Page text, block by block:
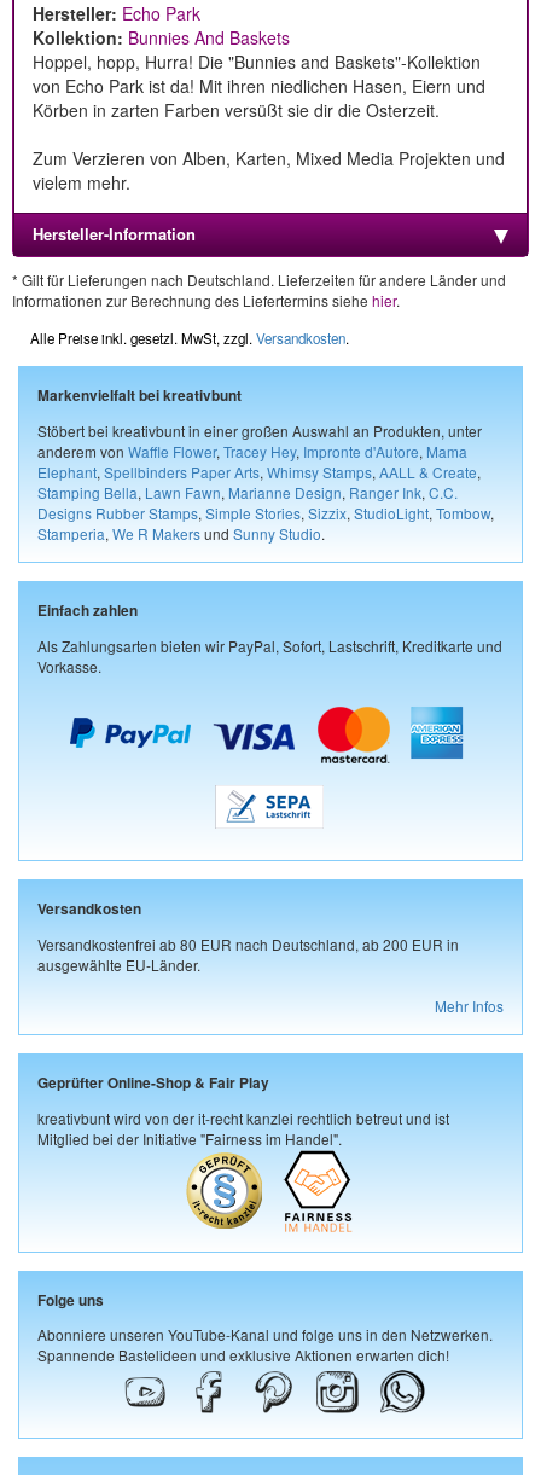
Hersteller: Echo Park
Kollektion: Bunnies And Baskets
Hoppel, hopp, Hurra! Die "Bunnies and Baskets"-Kollektion
von Echo Park ist da! Mit ihren niedlichen Hasen, Eiern und
Körben in zarten Farben versüßt sie dir die Osterzeit.
Zum Verzieren von Alben, Karten, Mixed Media Projekten und
vielem mehr.
Hersteller-Information
* Gilt für Lieferungen nach Deutschland. Lieferzeiten für andere Länder und
Informationen zur Berechnung des Liefertermins siehe hier.
Alle Preise inkl. gesetzl. MwSt, zzgl. Versandkosten.
Markenvielfalt bei kreativbunt
Stöbert bei kreativbunt in einer großen Auswahl an Produkten, unter
anderem von Waffle Flower, Tracey Hey, Impronte d'Autore, Mama
Elephant, Spellbinders Paper Arts, Whimsy Stamps, AALL & Create,
Stamping Bella, Lawn Fawn, Marianne Design, Ranger Ink, C.C.
Designs Rubber Stamps, Simple Stories, Sizzix, StudioLight, Tombow,
Stamperia, We R Makersund Sunny Studio.
Einfach zahlen
Als Zahlungsarten bieten wir PayPal, Sofort, Lastschrift, Kreditkarte und
Vorkasse.
Versandkosten
Versandkostenfrei ab 80 EUR nach Deutschland, ab 200 EUR in
ausgewählte EU-Länder.
Mehr Infos
Geprüfter Online-Shop & Fair Play
kreativbunt wird von der it-recht kanzlei rechtlich betreut und ist
Mitglied bei der Initiative "Fairness im Handel".
Folge uns
Abonniere unseren YouTube-Kanal und folge uns in den Netzwerken.
Spannende Bastelideen und exklusive Aktionen erwarten dich!